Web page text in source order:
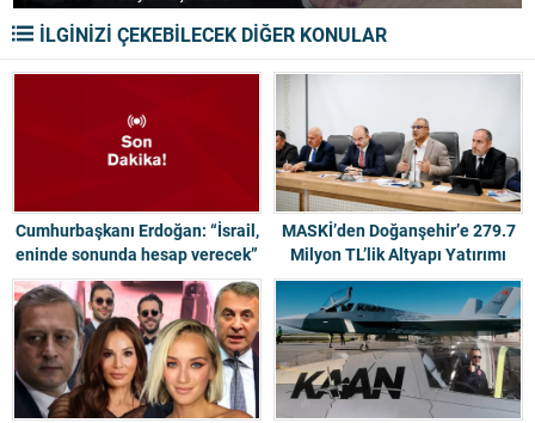
İLGİNİZİ ÇEKEBİLECEK DİĞER KONULAR
Cumhurbaşkanı Erdoğan: “İsrail,
eninde sonunda hesap verecek”
MASKİ’den Doğanşehir’e 279.7
Milyon TL’lik Altyapı Yatırımı